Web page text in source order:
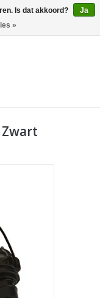
0 Artikelen - €0,00
Is dat akkoord?
Ja
»